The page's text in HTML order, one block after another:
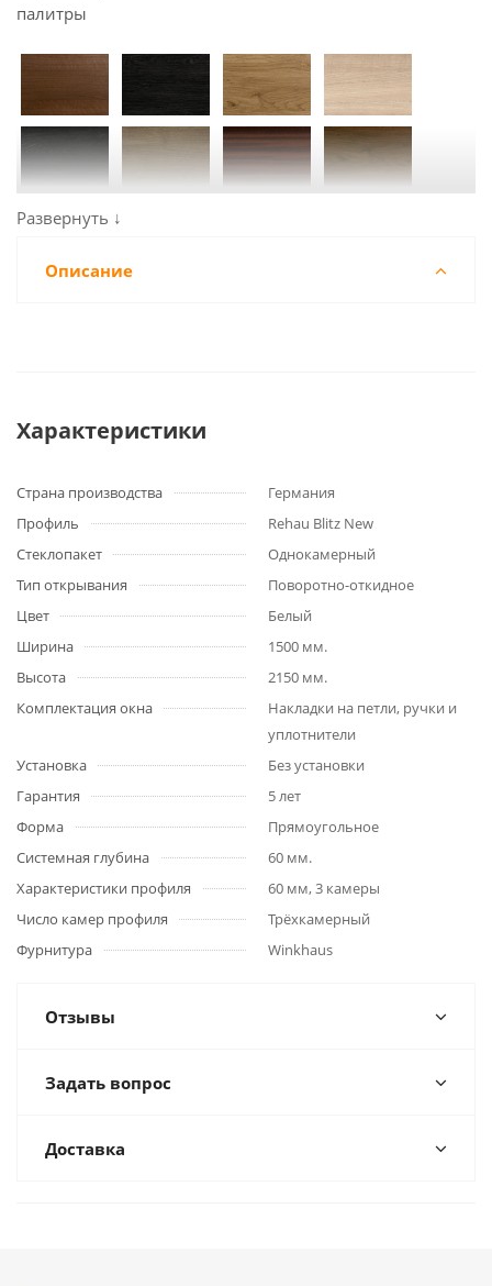
палитры
ВСЕ ЦВЕТА
Описание
Характеристики
Страна производства
Германия
Профиль
Rehau Blitz New
Стеклопакет
Однокамерный
Тип открывания
Поворотно-откидное
Цвет
Белый
Ширина
1500 мм.
Высота
2150 мм.
Комплектация окна
Накладки на петли, ручки и
уплотнители
Установка
Без установки
Гарантия
5 лет
Форма
Прямоугольное
Системная глубина
60 мм.
Характеристики профиля
60 мм, 3 камеры
Число камер профиля
Трёхкамерный
Фурнитура
Winkhaus
Отзывы
Задать вопрос
Доставка